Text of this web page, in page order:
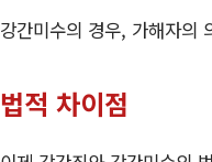
강간미수의 경우, 가해자의
법적 차이점